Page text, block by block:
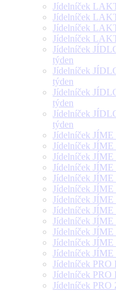
Jídelníček
Jídelníček
Jídelníček
Jídelníček
Jídelníček
týden
Jídelníček
týden
Jídelníček
týden
Jídelníček
týden
Jídelníček
Jídelníček
Jídelníček
Jídelníček
Jídelníček
Jídelníček
Jídelníček
Jídelníček
Jídelníček
Jídelníček
Jídelníček
Jídelníček
Jídelníček PRO
Jídelníček PRO
Jídelníček